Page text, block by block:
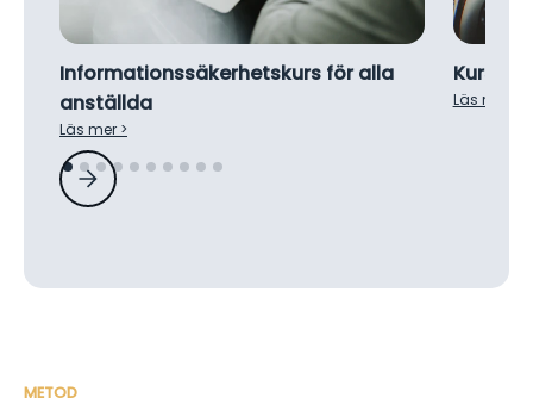
Informationssäkerhetskurs för alla
anställda
Läs mer >
Kurs
Läs mer >
METOD